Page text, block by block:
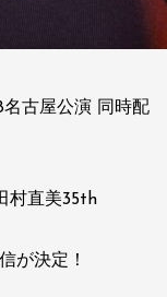
名古屋公演 同時配
村直美35th
が決定！